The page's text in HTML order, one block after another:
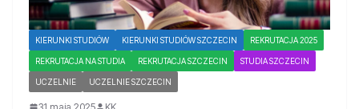
KIERUNKI STUDIÓW KIERUNKI STUDIÓW SZCZECIN REKRUTACJA 2025
REKRUTACJA NA STUDIA REKRUTACJA SZCZECIN STUDIA SZCZECIN
UCZELNIE UCZELNIE SZCZECIN